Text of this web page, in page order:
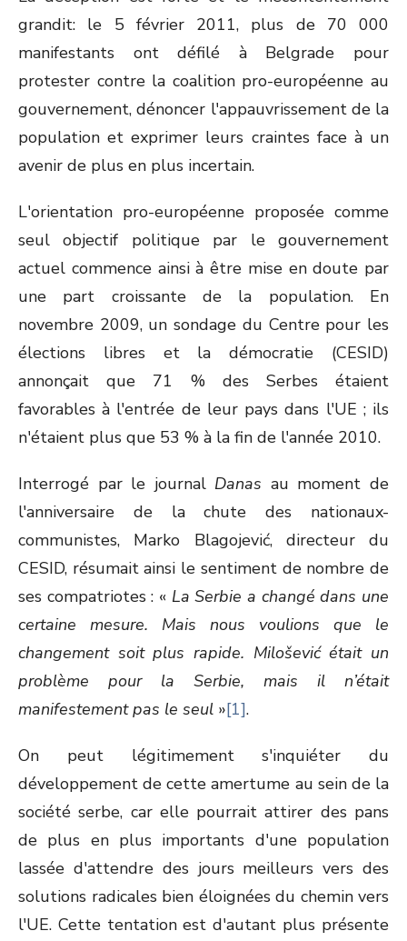
grandit: le 5 février 2011, plus de 70 000
manifestants ont défilé à Belgrade pour
protester contre la coalition pro-européenne au
gouvernement, dénoncer l'appauvrissement de la
population et exprimer leurs craintes face à un
avenir de plus en plus incertain.
L'orientation pro-européenne proposée comme
seul objectif politique par le gouvernement
actuel commence ainsi à être mise en doute par
une part croissante de la population. En
novembre 2009, un sondage du Centre pour les
élections libres et la démocratie (CESID)
annonçait que 71 % des Serbes étaient
favorables à l'entrée de leur pays dans l'UE ; ils
n'étaient plus que 53 % à la fin de l'année 2010.
Interrogé par le journal Danas au moment de
l'anniversaire de la chute des nationaux-
communistes, Marko Blagojević, directeur du
CESID, résumait ainsi le sentiment de nombre de
ses compatriotes : « La Serbie a changé dans une
certaine mesure. Mais nous voulions que le
changement soit plus rapide. Milošević était un
problème pour la Serbie, mais il n’était
manifestement pas le seul »[1].
On peut légitimement s'inquiéter du
développement de cette amertume au sein de la
société serbe, car elle pourrait attirer des pans
de plus en plus importants d'une population
lassée d'attendre des jours meilleurs vers des
solutions radicales bien éloignées du chemin vers
l'UE. Cette tentation est d'autant plus présente